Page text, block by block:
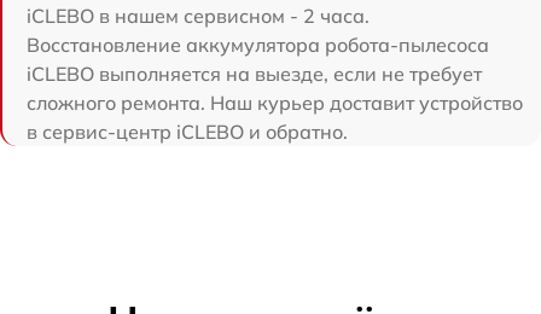
iCLEBO в нашем сервисном - 2 часа.
Восстановление аккумулятора робота-пылесоса
iCLEBO выполняется на выезде, если не требует
сложного ремонта. Наш курьер доставит устройство
в сервис-центр iCLEBO и обратно.